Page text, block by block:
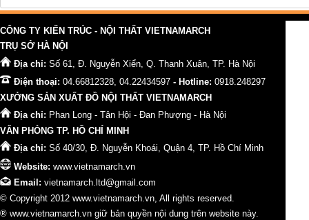
CÔNG TY KIẾN TRÚC - NỘI THẤT VIETNAMARCH
TRỤ SỞ HÀ NỘI
Địa chỉ: Số 61, Đ. Nguyễn Xiển, Q. Thanh Xuân, TP. Hà Nội
Điện thoại: 04.66812328, 04.22434597 - Hotline: 0918.248297
XƯỞNG SẢN XUẤT ĐỒ NỘI THẤT VIETNAMARCH
Địa chỉ: Phan Long - Tân Hội - Đan Phượng - Hà Nội
VĂN PHÒNG TP. HỒ CHÍ MINH
Địa chỉ: Số 40/30, Đ. Nguyễn Khoái, Quận 4, TP. Hồ Chí Minh
Website: www.vietnamarch.vn
Email: vietnamarch.ltd@gmail.com
© Copyright 2012 www.vietnamarch.vn, All rights reserved.
® www.vietnamarch.vn giữ bản quyền nội dung trên website này.